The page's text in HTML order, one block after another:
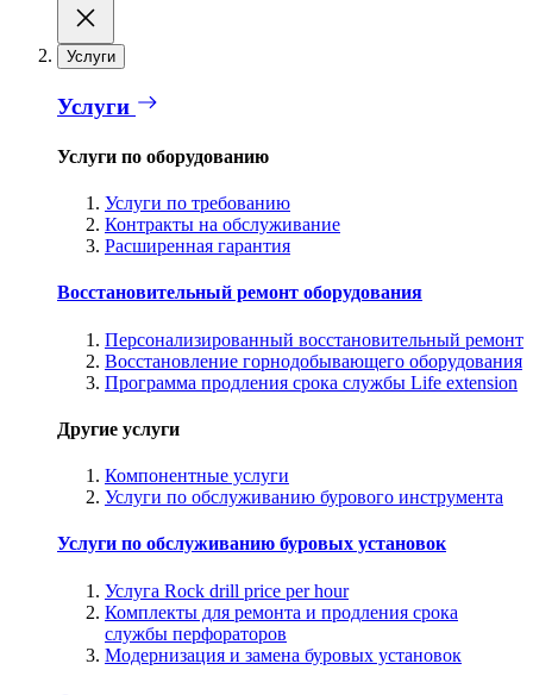
Услуги
Услуги
Услуги по оборудованию
Услуги по требованию
Контракты на обслуживание
Расширенная гарантия
Восстановительный ремонт оборудования
Персонализированный восстановительный ремонт
Восстановление горнодобывающего оборудования
Программа продления срока службы Life extension
Другие услуги
Компонентные услуги
Услуги по обслуживанию бурового инструмента
Услуги по обслуживанию буровых установок
Услуга Rock drill price per hour
Комплекты для ремонта и продления срока
службы перфораторов
Модернизация и замена буровых установок